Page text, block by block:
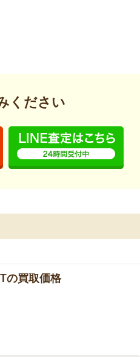
ください
の買取価格